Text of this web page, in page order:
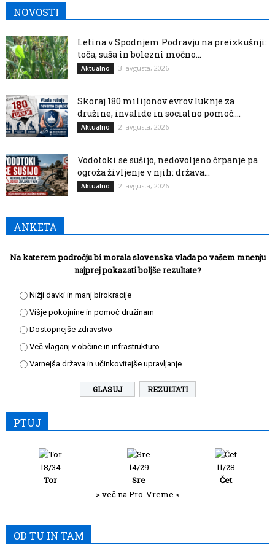
NOVOSTI
Letina v Spodnjem Podravju na preizkušnji:
toča, suša in bolezni močno...
Aktualno 3. avgusta, 2026
Skoraj 180 milijonov evrov luknje za
družine, invalide in socialno pomoč:...
Aktualno 2. avgusta, 2026
Vodotoki se sušijo, nedovoljeno črpanje pa
ogroža življenje v njih: država...
Aktualno 2. avgusta, 2026
ANKETA
Na katerem področju bi morala slovenska vlada po vašem mnenju
najprej pokazati boljše rezultate?
Nižji davki in manj birokracije
Višje pokojnine in pomoč družinam
Dostopnejše zdravstvo
Več vlaganj v občine in infrastrukturo
Varnejša država in učinkovitejše upravljanje
REZULTATI
PTUJ
18/34
Tor
14/29
Sre
11/28
Čet
> več na Pro-Vreme <
OD TU IN TAM